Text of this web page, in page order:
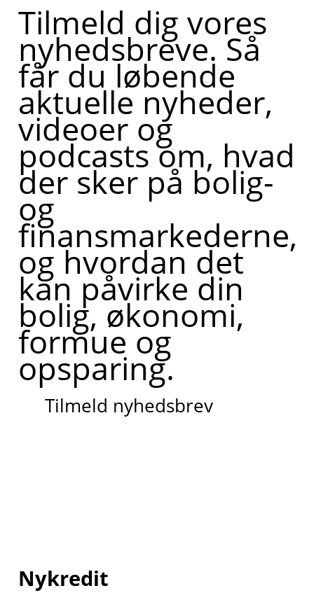
Tilmeld dig vores
nyhedsbreve. Så
får du løbende
aktuelle nyheder,
videoer og
podcasts om, hvad
der sker på bolig-
og
finansmarkederne,
og hvordan det
kan påvirke din
bolig, økonomi,
formue og
opsparing.
Tilmeld nyhedsbrev
Nykredit